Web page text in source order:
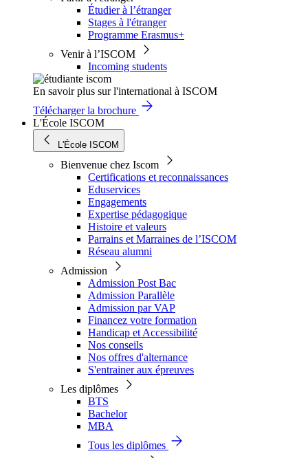
Étudier à l’étranger
Stages à l'étranger
Programme Erasmus+
Venir à l’ISCOM
Incoming students
En savoir plus sur l'international à ISCOM
Télécharger la brochure
L'École ISCOM
L'École ISCOM
Bienvenue chez Iscom
Certifications et reconnaissances
Eduservices
Engagements
Expertise pédagogique
Histoire et valeurs
Parrains et Marraines de l’ISCOM
Réseau alumni
Admission
Admission Post Bac
Admission Parallèle
Admission par VAP
Financez votre formation
Handicap et Accessibilité
Nos conseils
Nos offres d'alternance
S'entrainer aux épreuves
Les diplômes
BTS
Bachelor
MBA
Tous les diplômes